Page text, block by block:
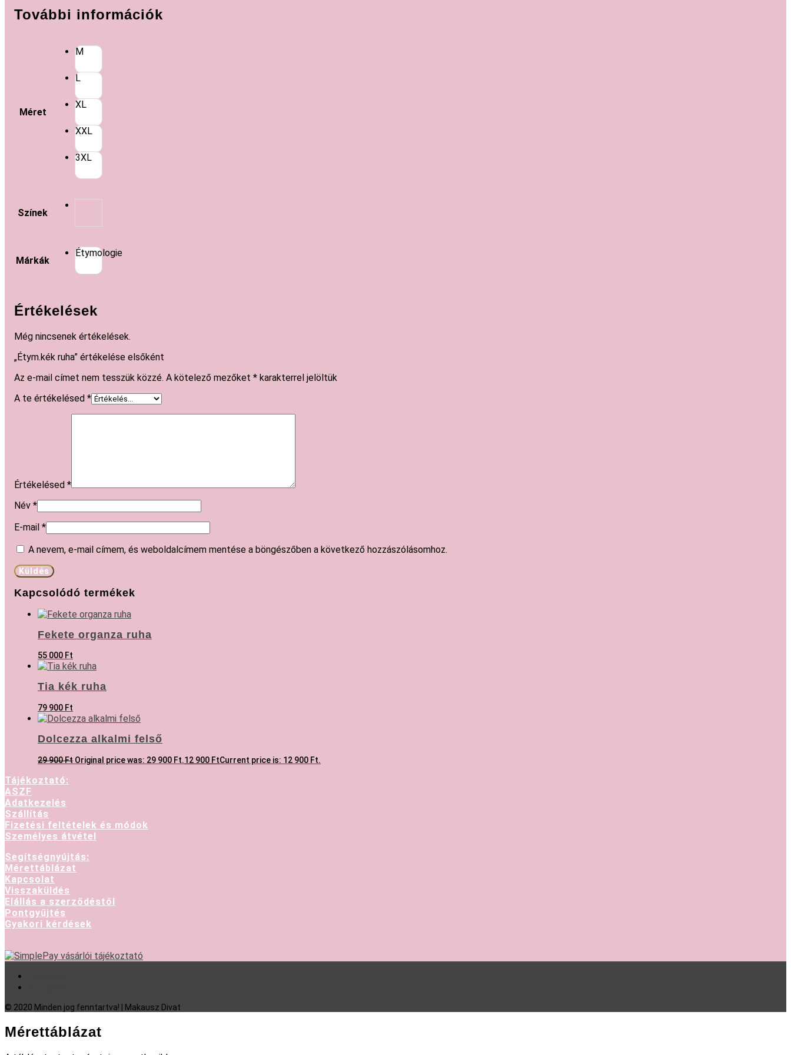
További információk
Méret
M
L
XL
XXL
3XL
Színek
Márkák
Étymologie
Értékelések
Még nincsenek értékelések.
„Étym.kék ruha” értékelése elsőként
Az e-mail címet nem tesszük közzé. A kötelező mezőket * karakterrel jelöltük
A te értékelésed *
Értékelésed *
Név *
E-mail *
A nevem, e-mail címem, és weboldalcímem mentése a böngészőben a következő hozzászólásomhoz.
Kapcsolódó termékek
Fekete organza ruha
55 000 Ft
Tia kék ruha
79 900 Ft
Dolcezza alkalmi felső
29 900Ft Original price was: 29 900 Ft.12 900 FtCurrent price is: 12 900 Ft.
Tájékoztató:
ASZF
Adatkezelés
Szállítás
Fizetési feltételek és módok
Személyes átvétel
Segítségnyújtás:
Mérettáblázat
Kapcsolat
Visszaküldés
Elállás a szerződéstől
Pontgyűjtés
Gyakori kérdések
© 2020 Minden jog fenntartva! | Makausz Divat
Mérettáblázat